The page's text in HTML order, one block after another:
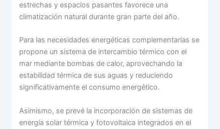
estrechas y espacios pasantes favorece una
climatización natural durante gran parte del año.
Para las necesidades energéticas complementarias se
propone un sistema de intercambio térmico con el
mar mediante bombas de calor, aprovechando la
estabilidad térmica de sus aguas y reduciendo
significativamente el consumo energético.
Asimismo, se prevé la incorporación de sistemas de
energía solar térmica y fotovoltaica integrados en el